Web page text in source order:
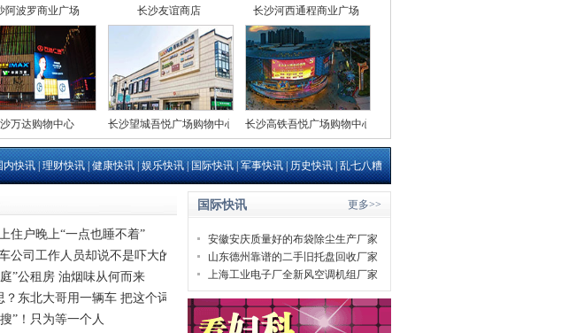
阿波罗商业广场 长沙友谊商店 长沙河西通程商业广场
万达购物中心 长沙望城吾悦广场购物中心 长沙高铁吾悦广场购物中心
内快讯|理财快讯|健康快讯|娱乐快讯|国际快讯|军事快讯|历史快讯|乱七八糟
更多>>
国际快讯
安徽安庆质量好的布袋除尘生产厂家
山东德州靠谱的二手旧托盘回收厂家
上海工业电子厂全新风空调机组厂家
住户晚上“一点也睡不着”
公司工作人员却说不是吓大的
”公租房 油烟味从何而来
？东北大哥用一辆车 把这个词解释明白了
”！只为等一个人